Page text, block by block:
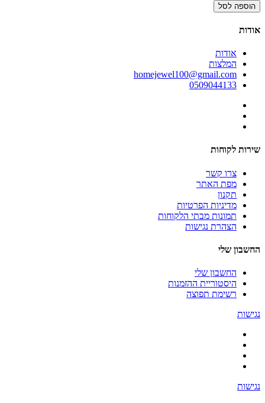
הוספה לסל
אודות
אודות
המלצות
homejewel100@gmail.com
0509044133
שירות לקוחות
צרו קשר
מפת האתר
תקנון
מדיניות הפרטיות
תמונות מבתי הלקוחות
הצהרת נגישות
החשבון שלי
החשבון שלי
היסטוריית ההזמנות
רשימת תפוצה
נגישות
נגישות